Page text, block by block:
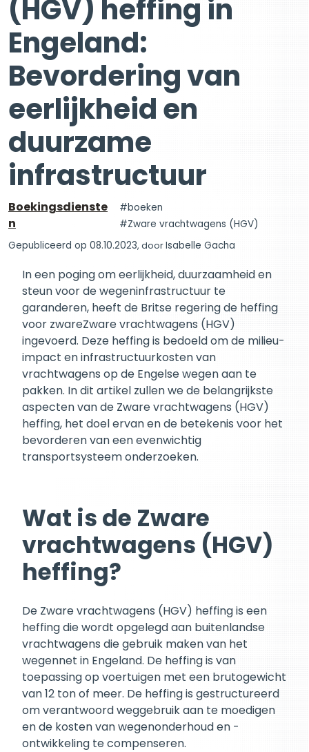
(HGV) heffing in
Engeland:
Bevordering van
eerlijkheid en
duurzame
infrastructuur
Boekingsdienste
n
boeken
Zware vrachtwagens (HGV)
Gepubliceerd op 08.10.2023, doorIsabelle Gacha
In een poging om eerlijkheid, duurzaamheid en
steun voor de wegeninfrastructuur te
garanderen, heeft de Britse regering de heffing
voor zwareZware vrachtwagens (HGV)
ingevoerd. Deze heffing is bedoeld om de milieu-
impact en infrastructuurkosten van
vrachtwagens op de Engelse wegen aan te
pakken. In dit artikel zullen we de belangrijkste
aspecten van de Zware vrachtwagens (HGV)
heffing, het doel ervan en de betekenis voor het
bevorderen van een evenwichtig
transportsysteem onderzoeken.
Wat is de Zware
vrachtwagens (HGV)
heffing?
De Zware vrachtwagens (HGV) heffing is een
heffing die wordt opgelegd aan buitenlandse
vrachtwagens die gebruik maken van het
wegennet in Engeland. De heffing is van
toepassing op voertuigen met een brutogewicht
van 12 ton of meer. De heffing is gestructureerd
om verantwoord weggebruik aan te moedigen
en de kosten van wegenonderhoud en -
ontwikkeling te compenseren.